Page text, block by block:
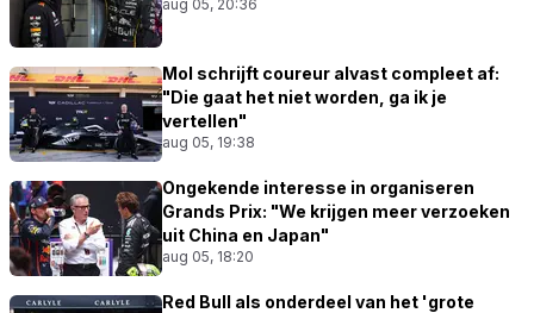
aug 05, 20:36
Mol schrijft coureur alvast compleet af:
"Die gaat het niet worden, ga ik je
vertellen"
aug 05, 19:38
Ongekende interesse in organiseren
Grands Prix: "We krijgen meer verzoeken
uit China en Japan"
aug 05, 18:20
Red Bull als onderdeel van het 'grote